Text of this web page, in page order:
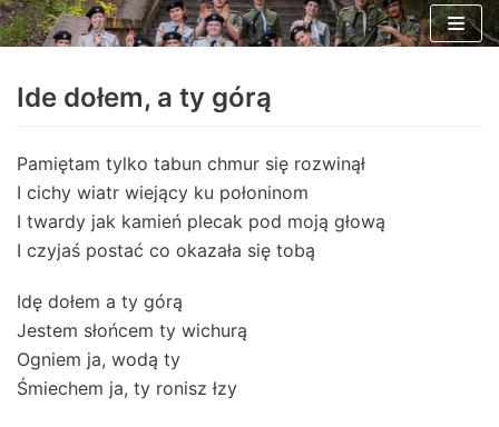
do
Ide dołem, a ty górą
Pamiętam tylko tabun chmur się rozwinął
I cichy wiatr wiejący ku połoninom
I twardy jak kamień plecak pod moją głową
I czyjaś postać co okazała się tobą
Idę dołem a ty górą
Jestem słońcem ty wichurą
Ogniem ja, wodą ty
Śmiechem ja, ty ronisz łzy